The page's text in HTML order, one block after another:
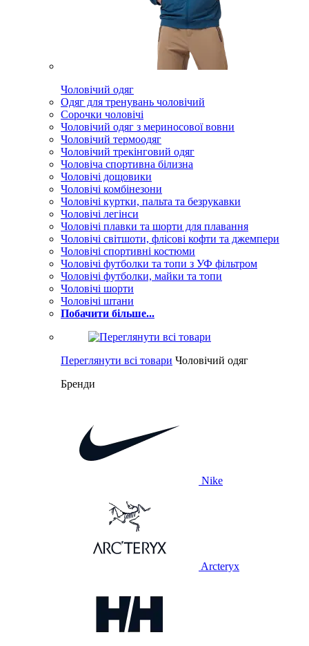
Чоловічий одяг
Одяг для тренувань чоловічий
Сорочки чоловічі
Чоловічий одяг з мериносової вовни
Чоловічий термоодяг
Чоловічий трекінговий одяг
Чоловіча спортивна білизна
Чоловічі дощовики
Чоловічі комбінезони
Чоловічі куртки, пальта та безрукавки
Чоловічі легінси
Чоловічі плавки та шорти для плавання
Чоловічі світшоти, флісові кофти та джемпери
Чоловічі спортивні костюми
Чоловічі футболки та топи з УФ фільтром
Чоловічі футболки, майки та топи
Чоловічі шорти
Чоловічі штани
Побачити більше...
Переглянути всі товари Чоловічий одяг
Бренди
Nike
Arcteryx